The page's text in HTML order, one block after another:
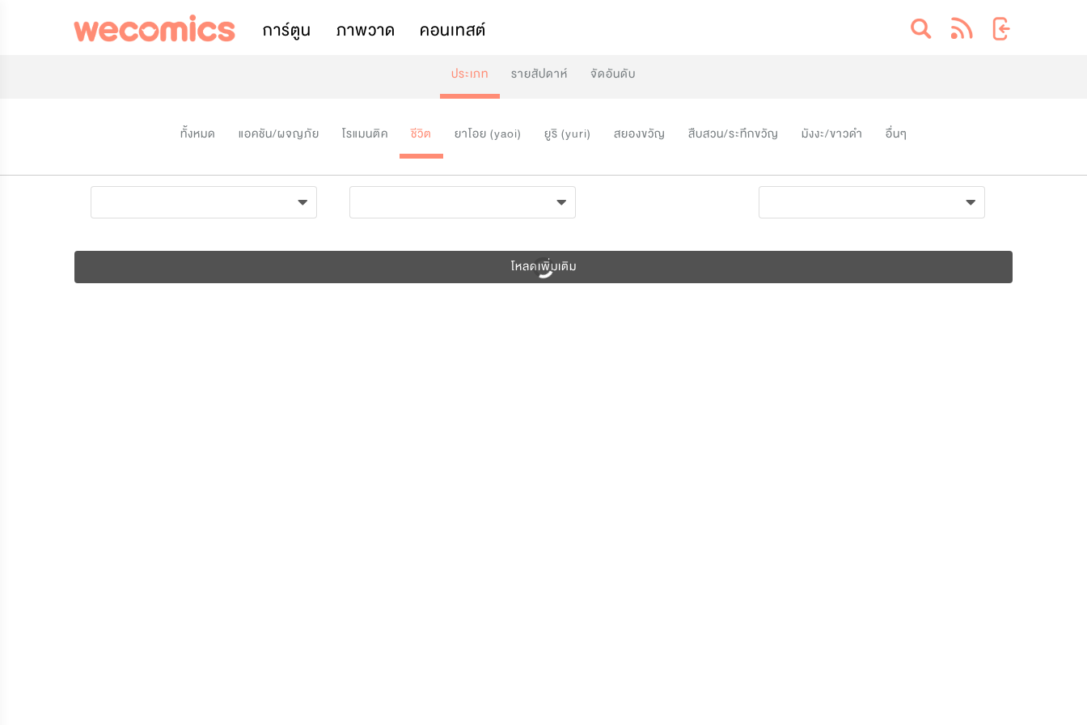
การ์ตูน ภาพวาด คอนเทสต์
ประเภท รายสัปดาห์ จัดอันดับ
ทั้งหมด แอคชัน/ผจญภัย โรแมนติค ชีวิต ยาโอย (yaoi) ยูริ (yuri) สยองขวัญ สืบสวน/ระทึกขวัญ มังงะ/ขาวดำ อื่นๆ
โหลดเพิ่มเติม